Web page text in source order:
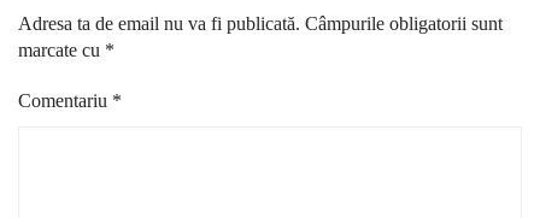
Adresa ta de email nu va fi publicată. Câmpurile obligatorii sunt
marcate cu *
Comentariu *